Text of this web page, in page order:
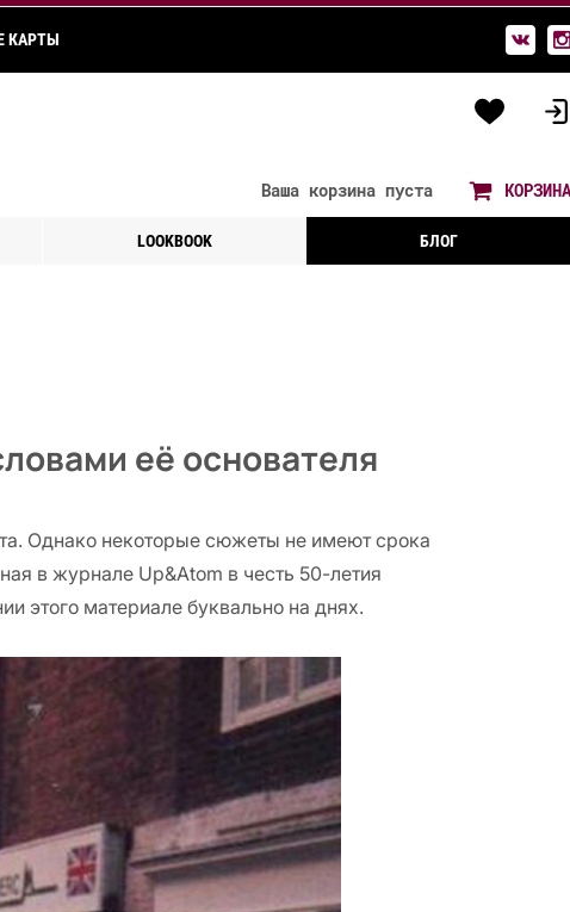
КАРТЫ
Ваша корзина пуста КОРЗИНА
LOOKBOOK БЛОГ
её основателя
Однако некоторые сюжеты не имеют срока
в журнале Up&Atom в честь 50-летия
этого материале буквально на днях.